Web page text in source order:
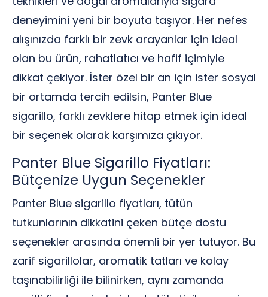
deneyimini yeni bir boyuta taşıyor. Her nefes
alışınızda farklı bir zevk arayanlar için ideal
olan bu ürün, rahatlatıcı ve hafif içimiyle
dikkat çekiyor. İster özel bir an için ister sosyal
bir ortamda tercih edilsin, Panter Blue
sigarillo, farklı zevklere hitap etmek için ideal
bir seçenek olarak karşımıza çıkıyor.
Panter Blue Sigarillo Fiyatları:
Bütçenize Uygun Seçenekler
Panter Blue sigarillo fiyatları, tütün
tutkunlarının dikkatini çeken bütçe dostu
seçenekler arasında önemli bir yer tutuyor. Bu
zarif sigarillolar, aromatik tatları ve kolay
taşınabilirliği ile bilinirken, aynı zamanda